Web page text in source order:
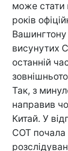
може стати
років
Вашингтону
висунутих
останній
Так, з
направив
Китай. У
СОТ почала